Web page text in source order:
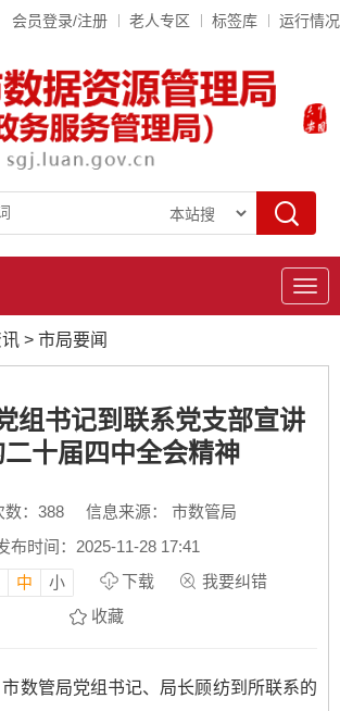
会员登录/注册 老人专区 标签库 运行情况
导
> 市局要闻
组书记到联系党支部宣讲
二十届四中全会精神
： 388
信息来源： 市数管局
布时间：2025-11-28 17:41
中 小 下载
我要纠错
收藏
数管局党组书记、局长顾纺到所联系的